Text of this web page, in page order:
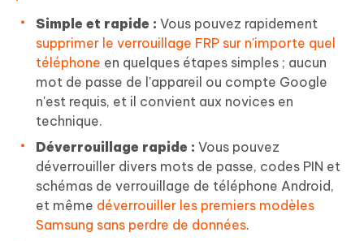
Simple et rapide : Vous pouvez rapidement
supprimer le verrouillage FRP sur n'importe quel
téléphone en quelques étapes simples ; aucun
mot de passe de l'appareil ou compte Google
n'est requis, et il convient aux novices en
technique.
Déverrouillage rapide : Vous pouvez
déverrouiller divers mots de passe, codes PIN et
schémas de verrouillage de téléphone Android,
et même déverrouiller les premiers modèles
Samsung sans perdre de données.